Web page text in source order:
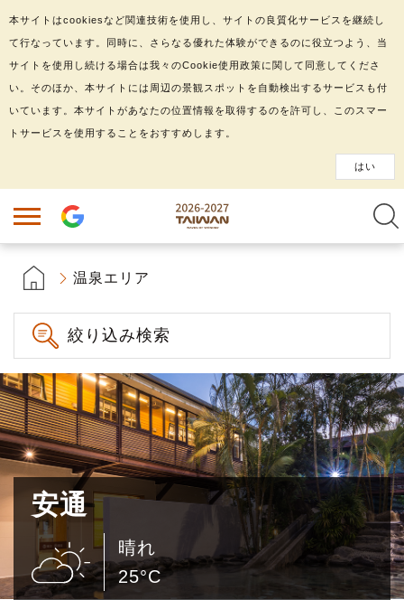
温泉エリア
絞り込み検索
安通
晴れ
25°C
本サイトはcookiesなど関連技術を使用し、サイトの良質化サービスを継続し
て行なっています。同時に、さらなる優れた体験ができるのに役立つよう、当
サイトを使用し続ける場合は我々のCookie使用政策に関して同意してくださ
い。そのほか、本サイトには周辺の景観スポットを自動検出するサービスも付
いています。本サイトがあなたの位置情報を取得するのを許可し、このスマー
トサービスを使用することをおすすめします。
はい